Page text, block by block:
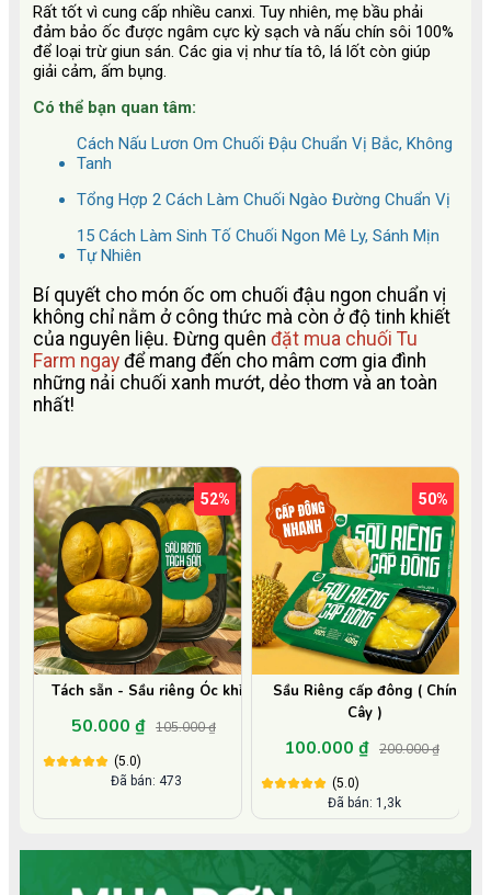
Rất tốt vì cung cấp nhiều canxi. Tuy nhiên, mẹ bầu phải
đảm bảo ốc được ngâm cực kỳ sạch và nấu chín sôi 100%
để loại trừ giun sán. Các gia vị như tía tô, lá lốt còn giúp
giải cảm, ấm bụng.
Có thể bạn quan tâm:
Cách Nấu Lươn Om Chuối Đậu Chuẩn Vị Bắc, Không
Tanh
Tổng Hợp 2 Cách Làm Chuối Ngào Đường Chuẩn Vị
15 Cách Làm Sinh Tố Chuối Ngon Mê Ly, Sánh Mịn
Tự Nhiên
Bí quyết cho món ốc om chuối đậu ngon chuẩn vị
không chỉ nằm ở công thức mà còn ở độ tinh khiết
của nguyên liệu. Đừng quên đặt mua chuối Tu
Farm ngay để mang đến cho mâm cơm gia đình
những nải chuối xanh mướt, dẻo thơm và an toàn
nhất!
52%
Tách sẵn - Sầu riêng Óc khỉ
50.000 ₫ 105.000 ₫
(5.0)
Đã bán: 473
50%
Sầu Riêng cấp đông ( Chín
Cây )
100.000 ₫ 200.000 ₫
(5.0)
Đã bán: 1,3k